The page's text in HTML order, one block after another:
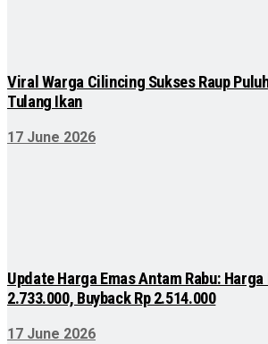
Viral Warga Cilincing Sukses Raup
Tulang Ikan
17 June 2026
Update Harga Emas Antam Rabu: Harga
2.733.000, Buyback Rp 2.514.000
17 June 2026